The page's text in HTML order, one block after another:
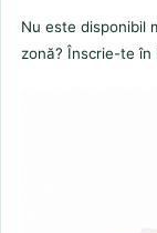
Nu este disponibil
zonă? Înscrie-te în